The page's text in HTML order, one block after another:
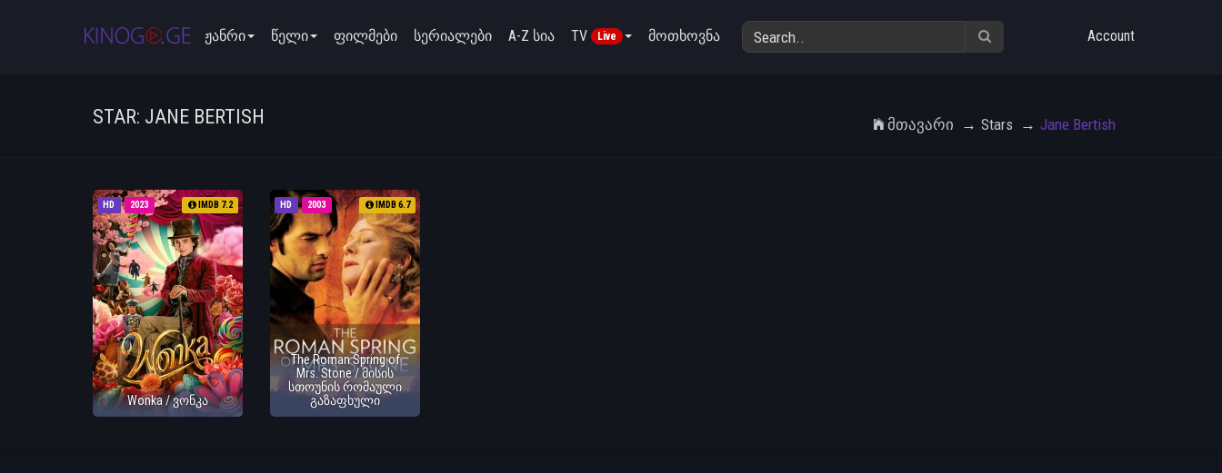
ჟანრი წელი ფილმები სერიალები A-Z სია TV Live მოთხოვნა Account
STAR: JANE BERTISH Მთავარი Stars Jane Bertish
HD 2023 IMDB 7.2
Wonka / ვონკა
HD 2003 IMDB 6.7
The Roman Spring of
Mrs. Stone / მისის
სთოუნის რომაული
გაზაფხული